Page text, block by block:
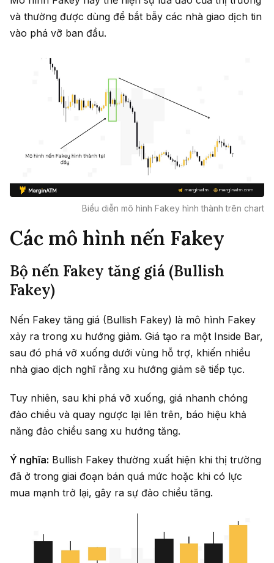
và thường được dùng để bắt bẫy các nhà giao dịch tin
vào phá vỡ ban đầu.
Biểu diễn mô hình Fakey hình thành trên chart
Các mô hình nến Fakey
Bộ nến Fakey tăng giá (Bullish
Fakey)
Nến Fakey tăng giá (Bullish Fakey) là mô hình Fakey
xảy ra trong xu hướng giảm. Giá tạo ra một Inside Bar,
sau đó phá vỡ xuống dưới vùng hỗ trợ, khiến nhiều
nhà giao dịch nghĩ rằng xu hướng giảm sẽ tiếp tục.
Tuy nhiên, sau khi phá vỡ xuống, giá nhanh chóng
đảo chiều và quay ngược lại lên trên, báo hiệu khả
năng đảo chiều sang xu hướng tăng.
Ý nghĩa: Bullish Fakey thường xuất hiện khi thị trường
đã ở trong giai đoạn bán quá mức hoặc khi có lực
mua mạnh trở lại, gây ra sự đảo chiều tăng.